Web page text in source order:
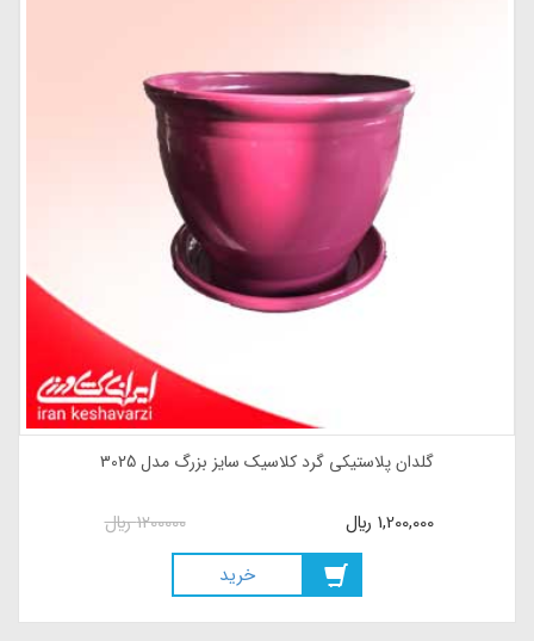
گلدان پلاستیکی گرد کلاسیک سایز بزرگ مدل 3025
1200000ريال 1,200,000 ريال
خريد